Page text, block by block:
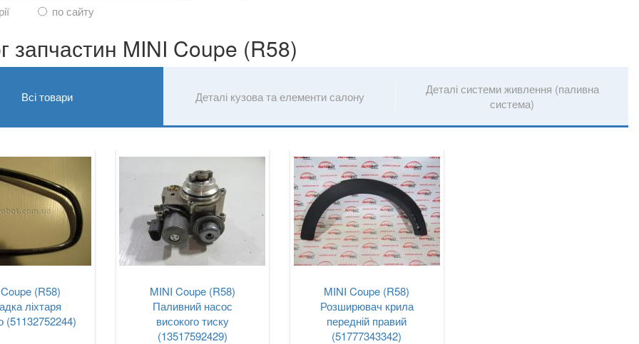
по сайту
запчастин MINI Coupe (R58)
Всі товари Деталі кузова та елементи салону
Деталі системи живлення (паливна
система)
(R58)
ліхтаря
(51132752244)
MINI Coupe (R58)
Паливний насос
високого тиску
(13517592429)
MINI Coupe (R58)
Розширювач крила
передній правий
(51777343342)